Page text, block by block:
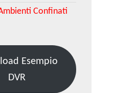
Confinati
Esempio
DVR